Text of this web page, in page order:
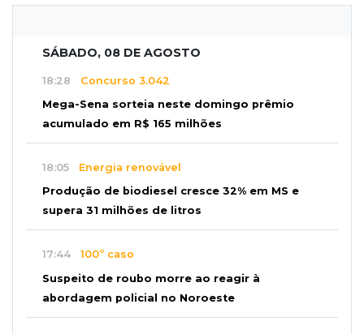
SÁBADO, 08 DE AGOSTO
18:28 Concurso 3.042
Mega-Sena sorteia neste domingo prêmio
acumulado em R$ 165 milhões
18:05 Energia renovável
Produção de biodiesel cresce 32% em MS e
supera 31 milhões de litros
17:44 100º caso
Suspeito de roubo morre ao reagir à
abordagem policial no Noroeste